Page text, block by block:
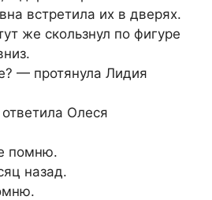
встретила их в дверях.
же скользнул по фигуре
— протянула Лидия
Олеся
помню.
назад.